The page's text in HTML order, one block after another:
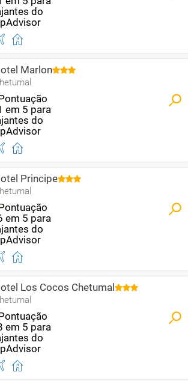
Marlon
Principe
Los Cocos Chetumal